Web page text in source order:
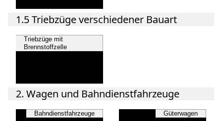
1.5 Triebzüge verschiedener Bauart
Triebzüge mit
Brennstoffzelle
2. Wagen und Bahndienstfahrzeuge
Bahndienstfahrzeuge Güterwagen